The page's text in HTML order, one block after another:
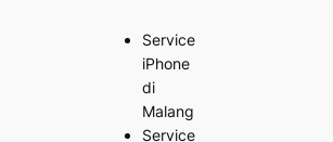
Service
iPhone
di
Malang
Service